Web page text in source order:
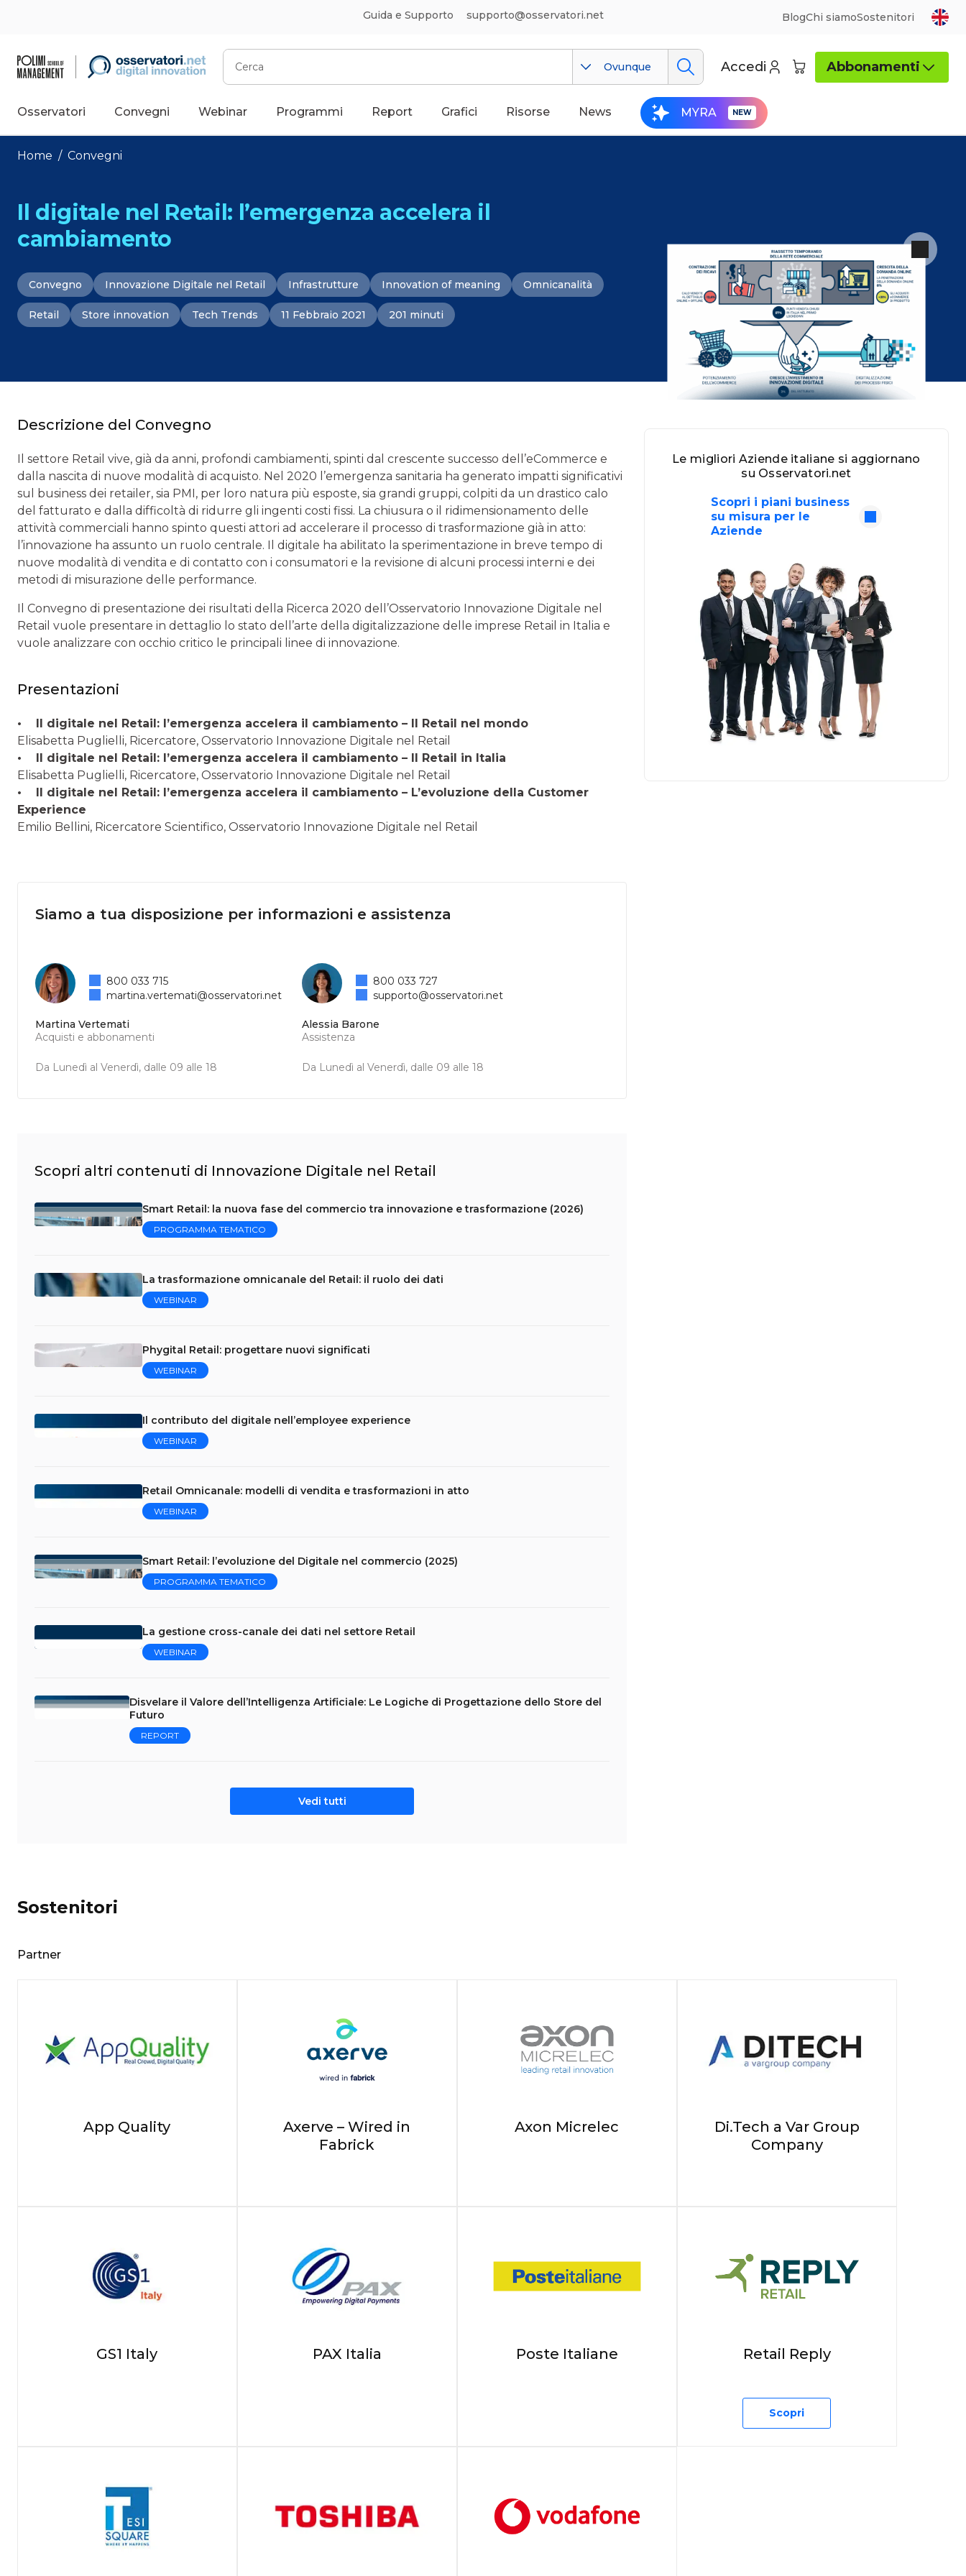
Guida e Supporto supporto@osservatori.net BlogChi siamoSostenitori
Cerca
Ovunque Accedi Abbonamenti
Osservatori Convegni Webinar Programmi Report Grafici Risorse News MYRA
Home / Convegni
Il digitale nel Retail: l’emergenza accelera il
cambiamento
Convegno Innovazione Digitale nel Retail Infrastrutture Innovation of meaning Omnicanalità
Retail Store innovation Tech Trends 11 Febbraio 2021 201 minuti
Descrizione del Convegno
Il settore Retail vive, già da anni, profondi cambiamenti, spinti dal crescente successo dell’eCommerce e
dalla nascita di nuove modalità di acquisto. Nel 2020 l’emergenza sanitaria ha generato impatti significativi
sul business dei retailer, sia PMI, per loro natura più esposte, sia grandi gruppi, colpiti da un drastico calo
del fatturato e dalla difficoltà di ridurre gli ingenti costi fissi. La chiusura o il ridimensionamento delle
attività commerciali hanno spinto questi attori ad accelerare il processo di trasformazione già in atto:
l’innovazione ha assunto un ruolo centrale. Il digitale ha abilitato la sperimentazione in breve tempo di
nuove modalità di vendita e di contatto con i consumatori e la revisione di alcuni processi interni e dei
metodi di misurazione delle performance.
Il Convegno di presentazione dei risultati della Ricerca 2020 dell’Osservatorio Innovazione Digitale nel
Retail vuole presentare in dettaglio lo stato dell’arte della digitalizzazione delle imprese Retail in Italia e
vuole analizzare con occhio critico le principali linee di innovazione.
Presentazioni
• Il digitale nel Retail: l’emergenza accelera il cambiamento – Il Retail nel mondo
Elisabetta Puglielli, Ricercatore, Osservatorio Innovazione Digitale nel Retail
• Il digitale nel Retail: l’emergenza accelera il cambiamento – Il Retail in Italia
Elisabetta Puglielli, Ricercatore, Osservatorio Innovazione Digitale nel Retail
• Il digitale nel Retail: l’emergenza accelera il cambiamento – L’evoluzione della Customer
Experience
Emilio Bellini, Ricercatore Scientifico, Osservatorio Innovazione Digitale nel Retail
Siamo a tua disposizione per informazioni e assistenza
Martina Vertemati
Acquisti e abbonamenti
Da Lunedì al Venerdì, dalle 09 alle 18
800 033 715
martina.vertemati@osservatori.net
Alessia Barone
Assistenza
Da Lunedì al Venerdì, dalle 09 alle 18
800 033 727
supporto@osservatori.net
Scopri altri contenuti di Innovazione Digitale nel Retail
Smart Retail: la nuova fase del commercio tra innovazione e trasformazione (2026)
PROGRAMMA TEMATICO
La trasformazione omnicanale del Retail: il ruolo dei dati
WEBINAR
Phygital Retail: progettare nuovi significati
WEBINAR
Il contributo del digitale nell’employee experience
WEBINAR
Retail Omnicanale: modelli di vendita e trasformazioni in atto
WEBINAR
Smart Retail: l’evoluzione del Digitale nel commercio (2025)
PROGRAMMA TEMATICO
La gestione cross-canale dei dati nel settore Retail
WEBINAR
Disvelare il Valore dell’Intelligenza Artificiale: Le Logiche di Progettazione dello Store del
Futuro
REPORT
Vedi tutti
Le migliori Aziende italiane si aggiornano
su Osservatori.net
Scopri i piani business
su misura per le
Aziende
Sostenitori
Partner
App Quality
Axerve – Wired in
Fabrick
Axon Micrelec
Di.Tech a Var Group
Company
GS1 Italy PAX Italia Poste Italiane Retail Reply
Scopri